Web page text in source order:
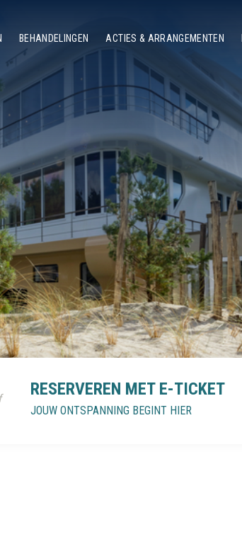
BEHANDELINGEN ACTIES & ARRANGEMENTEN
RESERVEREN MET E-TICKET
JOUW ONTSPANNING BEGINT HIER